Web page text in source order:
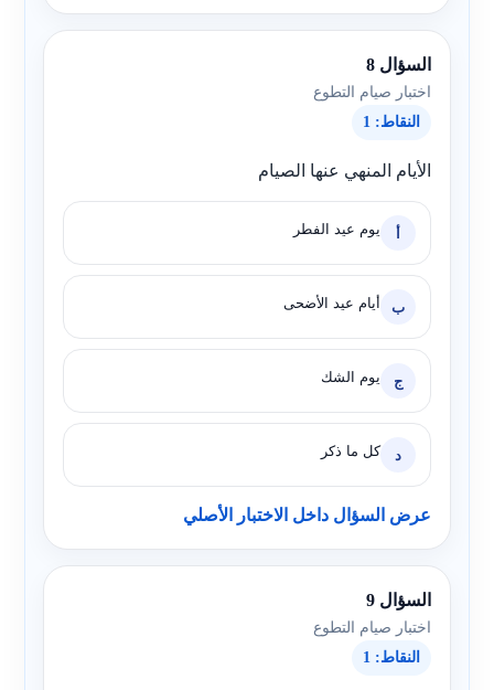
السؤال 8
اختبار صيام التطوع
النقاط: 1
الأيام المنهي عنها الصيام
أ يوم عيد الفطر
ب أيام عيد الأضحى
ج يوم الشك
د كل ما ذكر
عرض السؤال داخل الاختبار الأصلي
السؤال 9
اختبار صيام التطوع
النقاط: 1